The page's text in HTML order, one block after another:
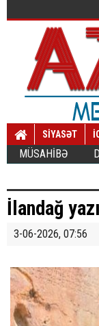
SİYASƏT
MÜSAHİBƏ
İlandağ
3-06-2026, 07:56